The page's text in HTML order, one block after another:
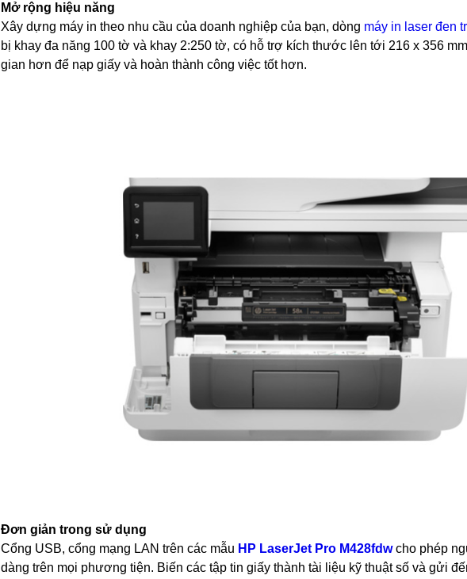
Mở rộng hiệu năng
Xây dựng máy in theo nhu cầu của doanh nghiệp của bạn, dòng máy in laser đen
bị khay đa năng 100 tờ và khay 2:250 tờ, có hỗ trợ kích thước lên tới 216 x 356
gian hơn để nạp giấy và hoàn thành công việc tốt hơn.
Đơn giản trong sử dụng
Cổng USB, cổng mạng LAN trên các mẫu HP LaserJet Pro M428fdwcho phép
dàng trên mọi phương tiện. Biến các tập tin giấy thành tài liệu kỹ thuật số và gửi